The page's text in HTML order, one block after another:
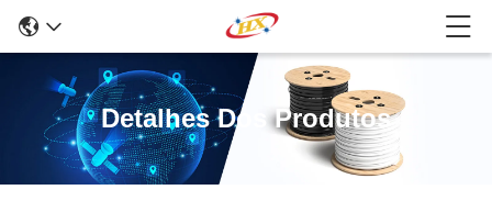
Detalhes Dos Produtos